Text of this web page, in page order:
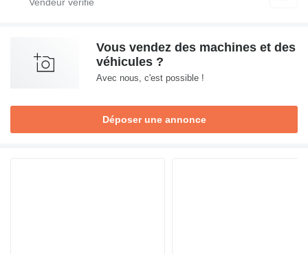
Vous vendez des machines et des
véhicules ?
Avec nous, c'est possible !
Déposer une annonce